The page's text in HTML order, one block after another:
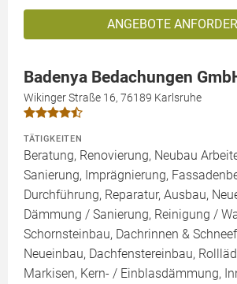
ANGEBOTE
Badenya Bedachungen
Wikinger Straße 16, 76189 Karlsruhe
TÄTIGKEITEN
Beratung, Renovierung, Neubau
Sanierung, Imprägnierung,
Durchführung, Reparatur, Ausbau,
Dämmung / Sanierung, Reinigung /
Schornsteinbau, Dachrinnen &
Neueinbau, Dachfenstereinbau,
Markisen, Kern- / Einblasdämmung,